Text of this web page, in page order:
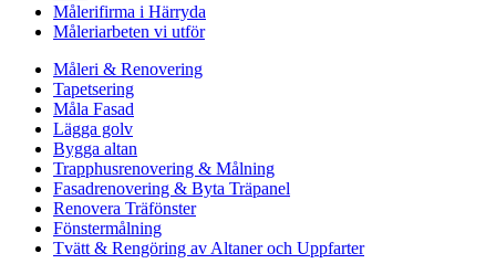
Målerifirma i Härryda
Måleriarbeten vi utför
Måleri & Renovering
Tapetsering
Måla Fasad
Lägga golv
Bygga altan
Trapphusrenovering & Målning
Fasadrenovering & Byta Träpanel
Renovera Träfönster
Fönstermålning
Tvätt & Rengöring av Altaner och Uppfarter